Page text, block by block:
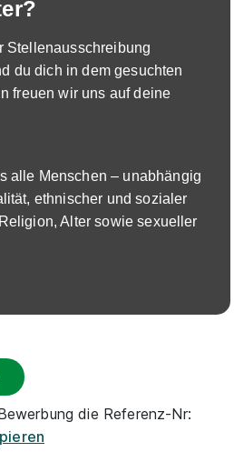
(m/w/d)
Stellenausschreibung
du dich in dem gesuchten
freuen wir uns auf deine
alle Menschen – unabhängig
ethnischer und sozialer
Alter sowie sexueller
die Referenz-Nr: